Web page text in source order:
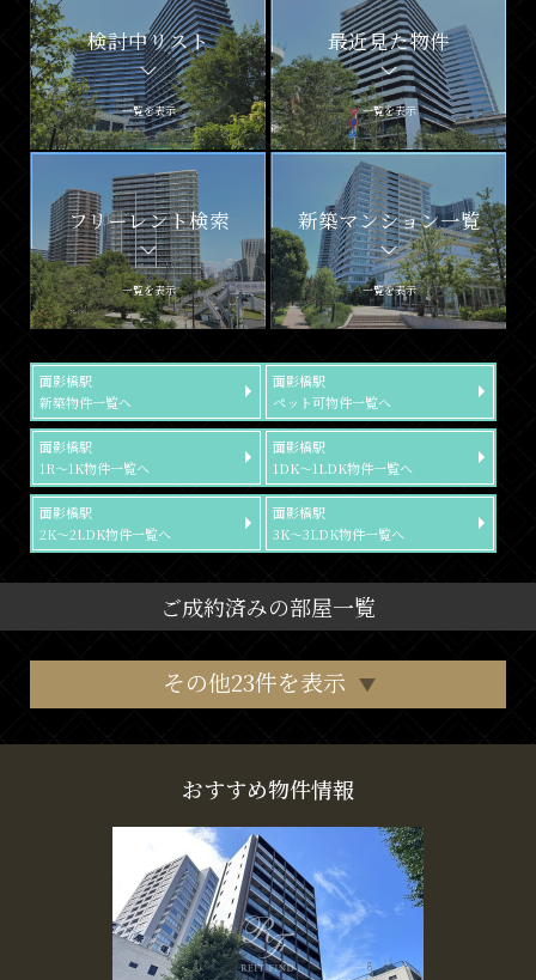
検討中リスト
一覧を表示
最近見た物件
一覧を表示
フリーレント検索
一覧を表示
新築マンション一覧
一覧を表示
面影橋駅
新築物件一覧へ
面影橋駅
ペット可物件一覧へ
面影橋駅
1R～1K物件一覧へ
面影橋駅
1DK～1LDK物件一覧へ
面影橋駅
2K～2LDK物件一覧へ
面影橋駅
3K～3LDK物件一覧へ
ご成約済みの部屋一覧
その他23件を表示
おすすめ物件情報